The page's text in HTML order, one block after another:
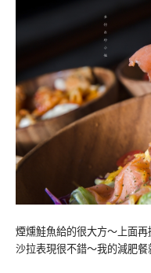
煙燻鮭魚給的很大方～上面
沙拉表現很不錯～我的減肥餐